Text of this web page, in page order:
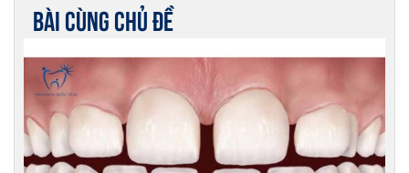
Implant.
Bài cùng chủ đề